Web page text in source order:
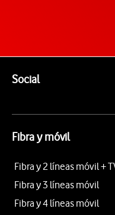
SocialEnlaces a las
Fibra y móvil
Fibra y 2 líneas móvil +
Fibra y 3 líneas móvil
Fibra y 4 líneas móvil